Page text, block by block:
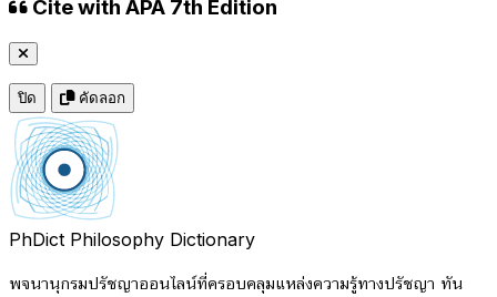
Cite with APA 7th Edition
ปิด คัดลอก
PhDict Philosophy Dictionary
พจนานุกรมปรัชญาออนไลน์ที่ครอบคลุมแหล่งความรู้ทางปรัชญา ทัน